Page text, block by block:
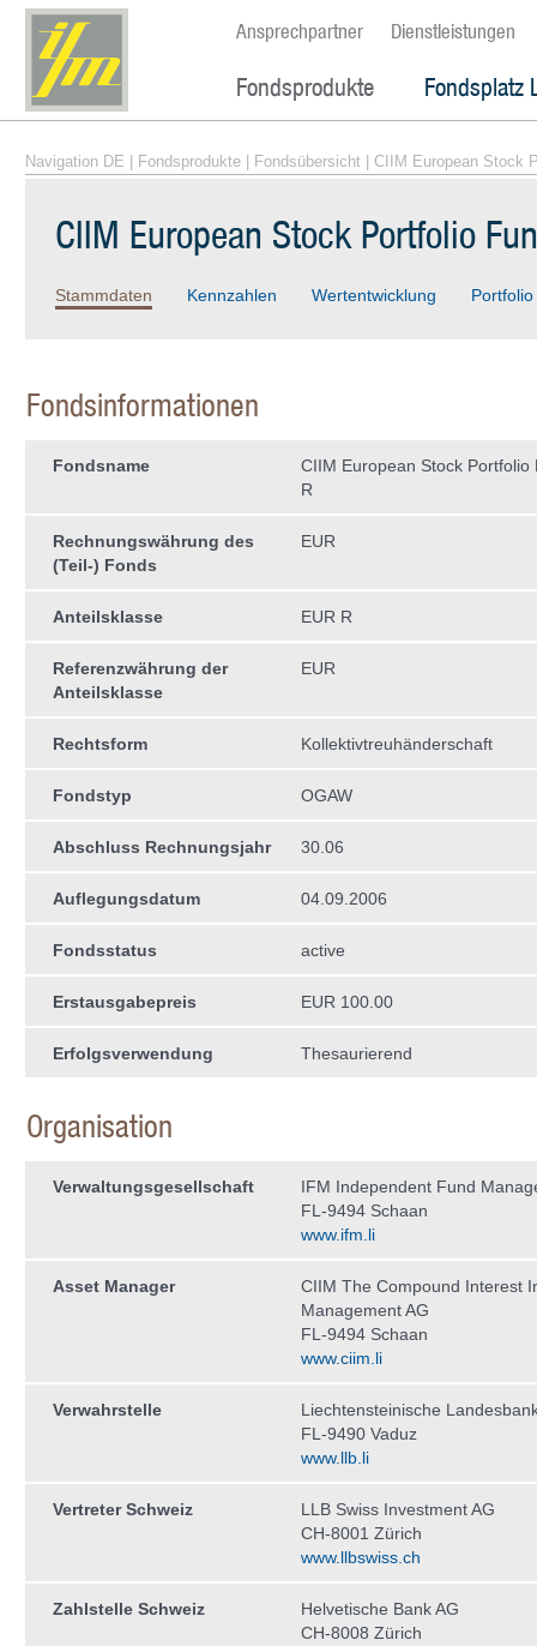
Ansprechpartner Dienstleistungen
Fondsprodukte Fondsplatz
Navigation DE Fondsprodukte Fondsübersicht | CIIM European Stock
CIIM European Stock Portfolio
Stammdaten Kennzahlen Wertentwicklung Portfolio
Fondsinformationen
Fondsname
CIIM European Stock Portfolio
R
Rechnungswährung des
(Teil-) Fonds
EUR
Anteilsklasse EUR R
Referenzwährung der
Anteilsklasse
EUR
Rechtsform Kollektivtreuhän­derschaft
Fondstyp OGAW
Abschluss Rechnungsjahr 30.06
Auflegungsdatum 04.09.2006
Fondsstatus active
Erstausgabepreis EUR 100.00
Erfolgsverwendung Thesaurierend
Organisation
Verwaltungs­gesellschaft
IFM Independent Fund
FL-9494 Schaan
www.ifm.li
Asset Manager
CIIM The Compound Interest
Management AG
FL-9494 Schaan
www.ciim.li
Verwahrstelle
Liechtensteinische
FL-9490 Vaduz
www.llb.li
Vertreter Schweiz
LLB Swiss Investment AG
CH-8001 Zürich
www.llbswiss.ch
Zahlstelle Schweiz
Helvetische Bank AG
CH-8008 Zürich